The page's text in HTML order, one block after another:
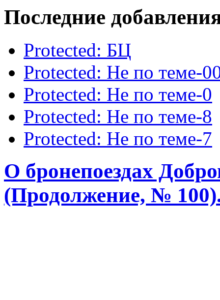
Последние
Protected: БЦ
Protected: Не по теме-
Protected: Не по теме-0
Protected: Не по теме-8
Protected: Не по теме-7
О бронепоездах
(Продолжение, №